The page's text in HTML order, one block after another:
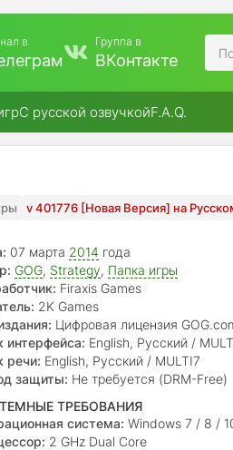
в Группа в
ВКонтакте
С русской озвучкойF.A.Q.
v 401776 [Новая Версия] на
07 марта 2014 года
GOG, Strategy, Папка игры
Firaxis Games
2K Games
Цифровая лицензия
интерфейса: English, Русский /
речи: English, Русский / MULTI7
защиты: Не требуется (DRM-Free)
ТРЕБОВАНИЯ
система: Windows 7 / 8 /
2 GHz Dual Core